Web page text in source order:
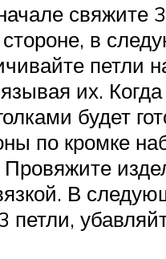
свяжите
в
петли
их. Когда
будет
по кромке
Провяжите
В
петли,